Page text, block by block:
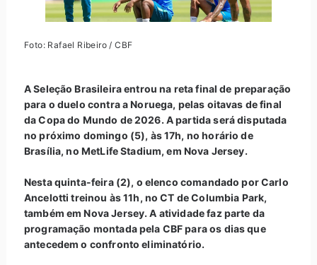
Foto: Rafael Ribeiro / CBF
A Seleção Brasileira entrou na reta final de preparação
para o duelo contra a Noruega, pelas oitavas de final
da Copa do Mundo de 2026. A partida será disputada
no próximo domingo (5), às 17h, no horário de
Brasília, no MetLife Stadium, em Nova Jersey.
Nesta quinta-feira (2), o elenco comandado por Carlo
Ancelotti treinou às 11h, no CT de Columbia Park,
também em Nova Jersey. A atividade faz parte da
programação montada pela CBF para os dias que
antecedem o confronto eliminatório.